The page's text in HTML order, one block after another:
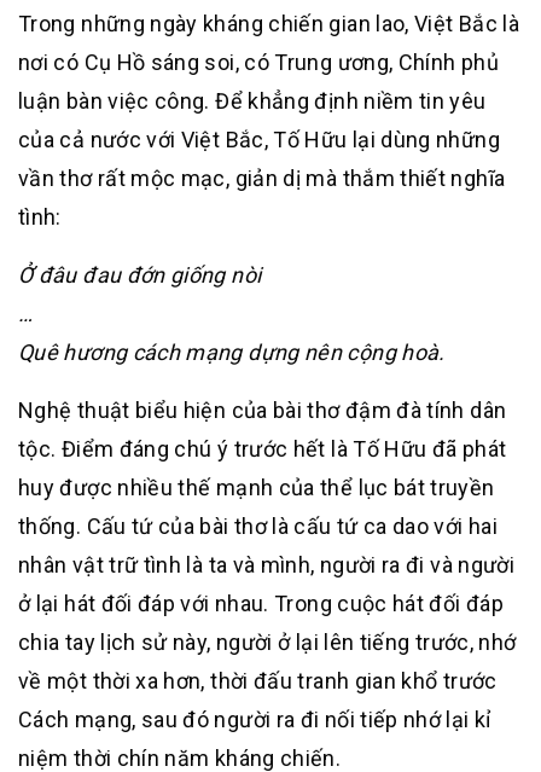
Trong những ngày kháng chiến gian lao, Việt Bắc là
nơi có Cụ Hồ sáng soi, có Trung ương, Chính phủ
luận bàn việc công. Để khẳng định niềm tin yêu
của cả nước với Việt Bắc, Tố Hữu lại dùng những
vần thơ rất mộc mạc, giản dị mà thắm thiết nghĩa
tình:
Ở đâu đau đớn giống nòi
…
Quê hương cách mạng dựng nên cộng hoà.
Nghệ thuật biểu hiện của bài thơ đậm đà tính dân
tộc. Điểm đáng chú ý trước hết là Tố Hữu đã phát
huy được nhiều thế mạnh của thể lục bát truyền
thống. Cấu tứ của bài thơ là cấu tứ ca dao với hai
nhân vật trữ tình là ta và mình, người ra đi và người
ở lại hát đối đáp với nhau. Trong cuộc hát đối đáp
chia tay lịch sử này, người ở lại lên tiếng trước, nhớ
về một thời xa hơn, thời đấu tranh gian khổ trước
Cách mạng, sau đó người ra đi nối tiếp nhớ lại kỉ
niệm thời chín năm kháng chiến.